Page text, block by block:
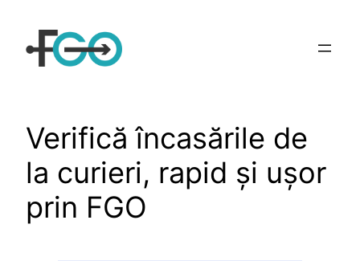
conținut
Verifică încasările de
la curieri, rapid şi uşor
prin FGO